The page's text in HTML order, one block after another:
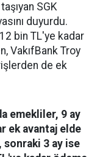
SGK
duyurdu.
bin TL'ye kadar
VakıfBank Troy
de ek
emekliler, 9 ay
ek avantaj elde
sonraki 3 ay ise